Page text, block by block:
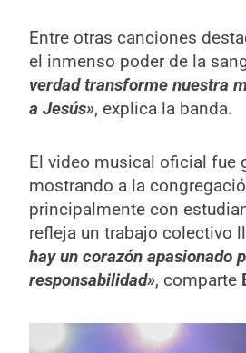
Entre otras canciones
el inmenso poder de la
verdad transforme nuestra
a Jesús», explica la banda.
El video musical oficial fue
mostrando a la
principalmente con
refleja un trabajo colectivo
hay un corazón apasionado
responsabilidad», comparte